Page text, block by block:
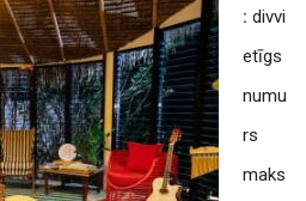
: divvi
etīgs
numu
rs
maks